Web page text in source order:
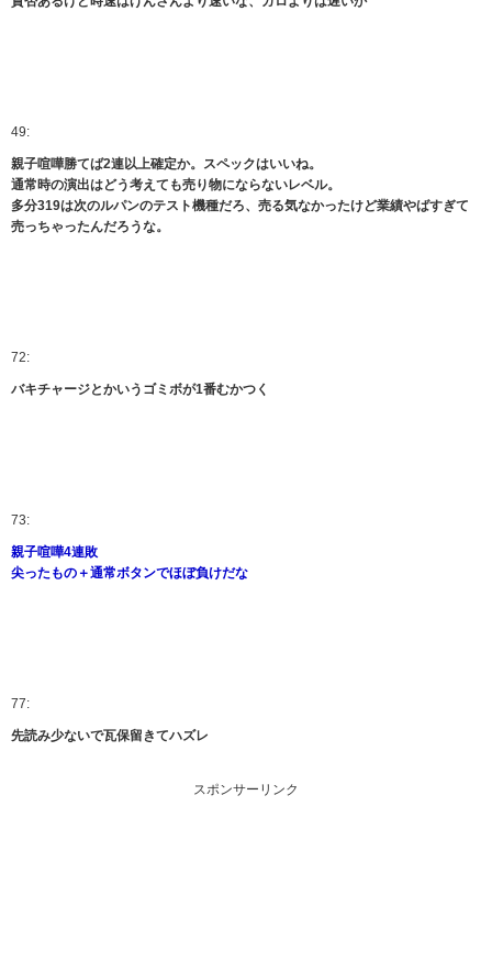
49:
親子喧嘩勝てば2連以上確定か。スペックはいいね。
通常時の演出はどう考えても売り物にならないレベル。
多分319は次のルパンのテスト機種だろ、売る気なかったけど業績やばすぎて
売っちゃったんだろうな。
72:
バキチャージとかいうゴミボが1番むかつく
73:
親子喧嘩4連敗
尖ったもの＋通常ボタンでほぼ負けだな
77:
先読み少ないで瓦保留きてハズレ
スポンサーリンク